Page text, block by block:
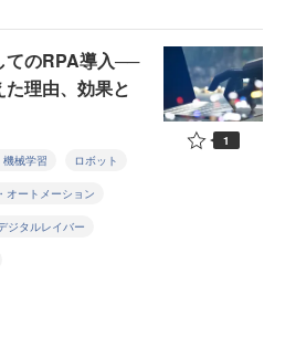
てのRPA導入──
理由、効果と
機械学習 ロボット
オートメーション
ジタルレイバー
1